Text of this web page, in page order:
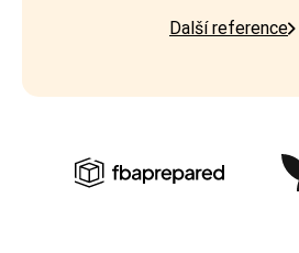
Další reference